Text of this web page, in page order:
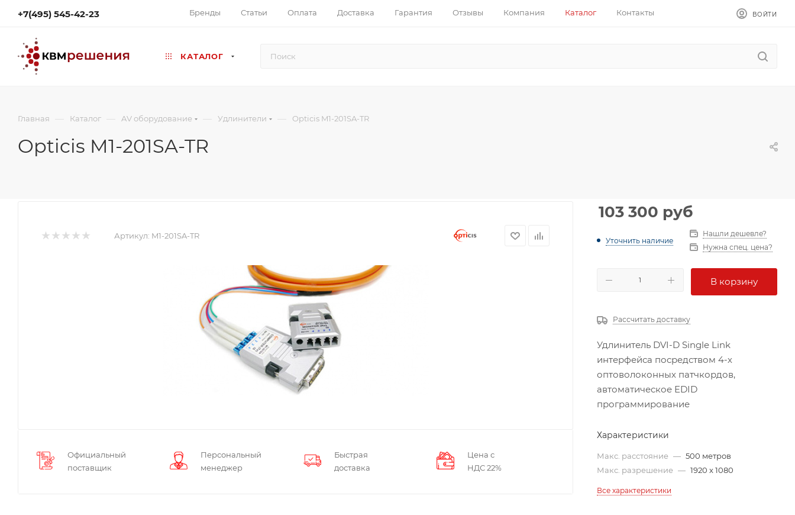
+7(495) 545-42-23 Бренды Статьи Оплата Доставка Гарантия Отзывы Компания Каталог Контакты ВОЙТИ
КАТАЛОГ
Главная — Каталог — AV оборудование — Удлинители — Opticis M1-201SA-TR
Opticis M1-201SA-TR
Артикул: M1-201SA-TR
Официальный
поставщик
Персональный
менеджер
Быстрая
доставка
Цена с
НДС 22%
103 300 руб
Уточнить наличие
Нашли дешевле?
Нужна спец. цена?
В корзину
Рассчитать доставку
Удлинитель DVI-D Single Link
интерфейса посредством 4-х
оптоволоконных патчкордов,
автоматическое EDID
программирование
Характеристики
Макс. расстояние — 500 метров
Макс. разрешение — 1920 x 1080
Все характеристики